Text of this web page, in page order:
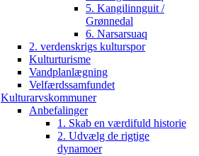
5. Kangilinnguit /
Grønnedal
6. Narsarsuaq
2. verdenskrigs kulturspor
Kulturturisme
Vandplanlægning
Velfærdssamfundet
Kulturarvskommuner
Anbefalinger
1. Skab en værdifuld historie
2. Udvælg de rigtige
dynamoer